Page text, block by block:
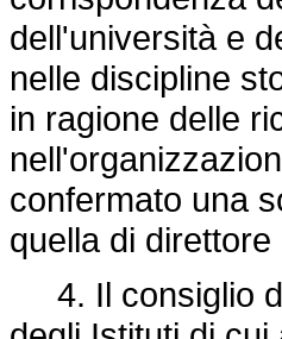
dell'università e
nelle discipline
in ragione delle
confermato una
quella di direttore
4. Il consiglio